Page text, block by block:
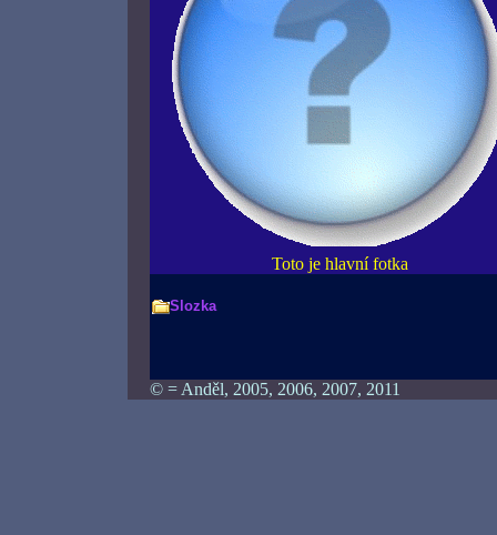
Toto je hlavní fotka
Slozka
© = Anděl, 2005, 2006, 2007, 2011